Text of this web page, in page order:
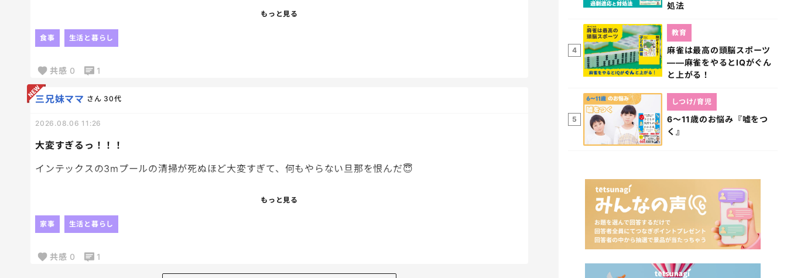
ほんまでっかで、夜食にはチーズって見たことあった気がして、なんか太らない自信があったんだよね。笑
夜食のために、いろんな種類の裂けるチーズ買っとこ！笑
もっと見る
食事 生活と暮らし
共感 0 1
大変すぎるっ！！！
三兄妹ママ さん 30代
2026.08.06 11:26
インテックスの3mプールの清掃が死ぬほど大変すぎて、何もやらない旦那を恨んだ😇
排水の穴の位置、上すぎて全て水抜けないんだよ！！
もっと見る
家事 生活と暮らし
共感 0 1
処法
4
麻雀は最高の頭脳スポーツ
――麻雀をやるとIQがぐん
と上がる！
教育
5
6～11歳のお悩み『嘘をつ
く』
しつけ/育児